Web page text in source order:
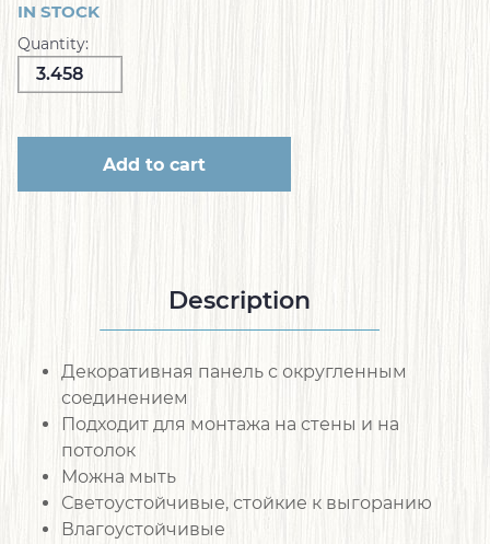
IN STOCK
Quantity:
Add to cart
Description
Декоративная панель с округленным
соединением
Подходит для монтажа на стены и на
потолок
Можна мыть
Светоустойчивые, стойкие к выгоранию
Влагоустойчивые